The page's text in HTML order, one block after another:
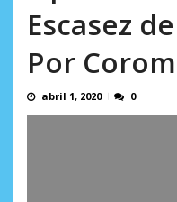
Escasez
Por
abril 1, 2020 0